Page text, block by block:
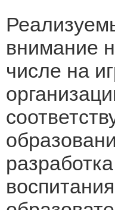
внимание
числе на